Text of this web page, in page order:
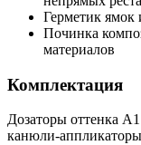
Герметик ямок
Починка
материалов
Комплектация
Дозаторы оттенка
канюли-